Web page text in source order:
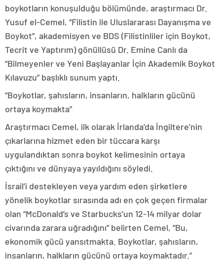
boykotların konuşulduğu bölümünde, araştırmacı Dr.
Yusuf el-Cemel, “Filistin ile Uluslararası Dayanışma ve
Boykot”, akademisyen ve BDS (Filistinliler için Boykot,
Tecrit ve Yaptırım) gönüllüsü Dr. Emine Canlı da
“Bilmeyenler ve Yeni Başlayanlar İçin Akademik Boykot
Kılavuzu” başlıklı sunum yaptı.
“Boykotlar, şahısların, insanların, halkların gücünü
ortaya koymakta”
Araştırmacı Cemel, ilk olarak İrlanda’da İngiltere’nin
çıkarlarına hizmet eden bir tüccara karşı
uygulandıktan sonra boykot kelimesinin ortaya
çıktığını ve dünyaya yayıldığını söyledi.
İsrail’i destekleyen veya yardım eden şirketlere
yönelik boykotlar sırasında adı en çok geçen firmalar
olan “McDonald’s ve Starbucks’un 12-14 milyar dolar
civarında zarara uğradığını” belirten Cemel, “Bu,
ekonomik gücü yansıtmakta. Boykotlar, şahısların,
insanların, halkların gücünü ortaya koymaktadır.”